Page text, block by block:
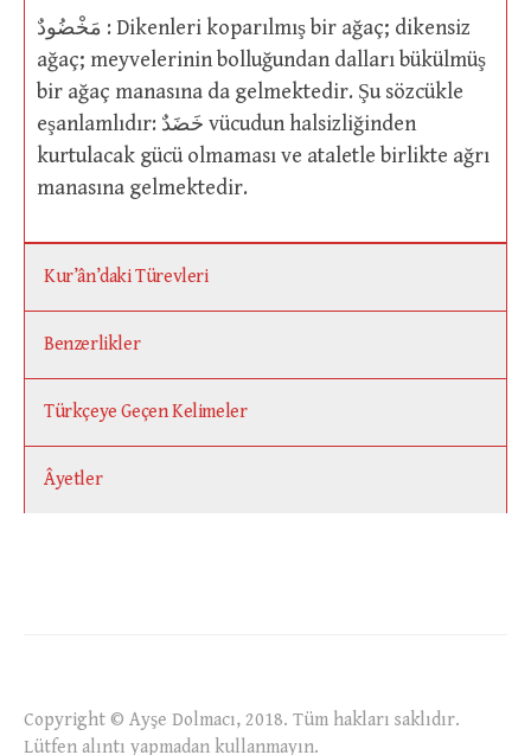
مَخْضُودٌ : Dikenleri koparılmış bir ağaç; dikensiz
ağaç; meyvelerinin bolluğundan dalları bükülmüş
bir ağaç manasına da gelmektedir. Şu sözcükle
eşanlamlıdır: خَضَدٌ vücudun halsizliğinden
kurtulacak gücü olmaması ve ataletle birlikte ağrı
manasına gelmektedir.
Kur’ân’daki Türevleri
Benzerlikler
Türkçeye Geçen Kelimeler
Âyetler
Copyright © Ayşe Dolmacı, 2018. Tüm hakları saklıdır.
Lütfen alıntı yapmadan kullanmayın.